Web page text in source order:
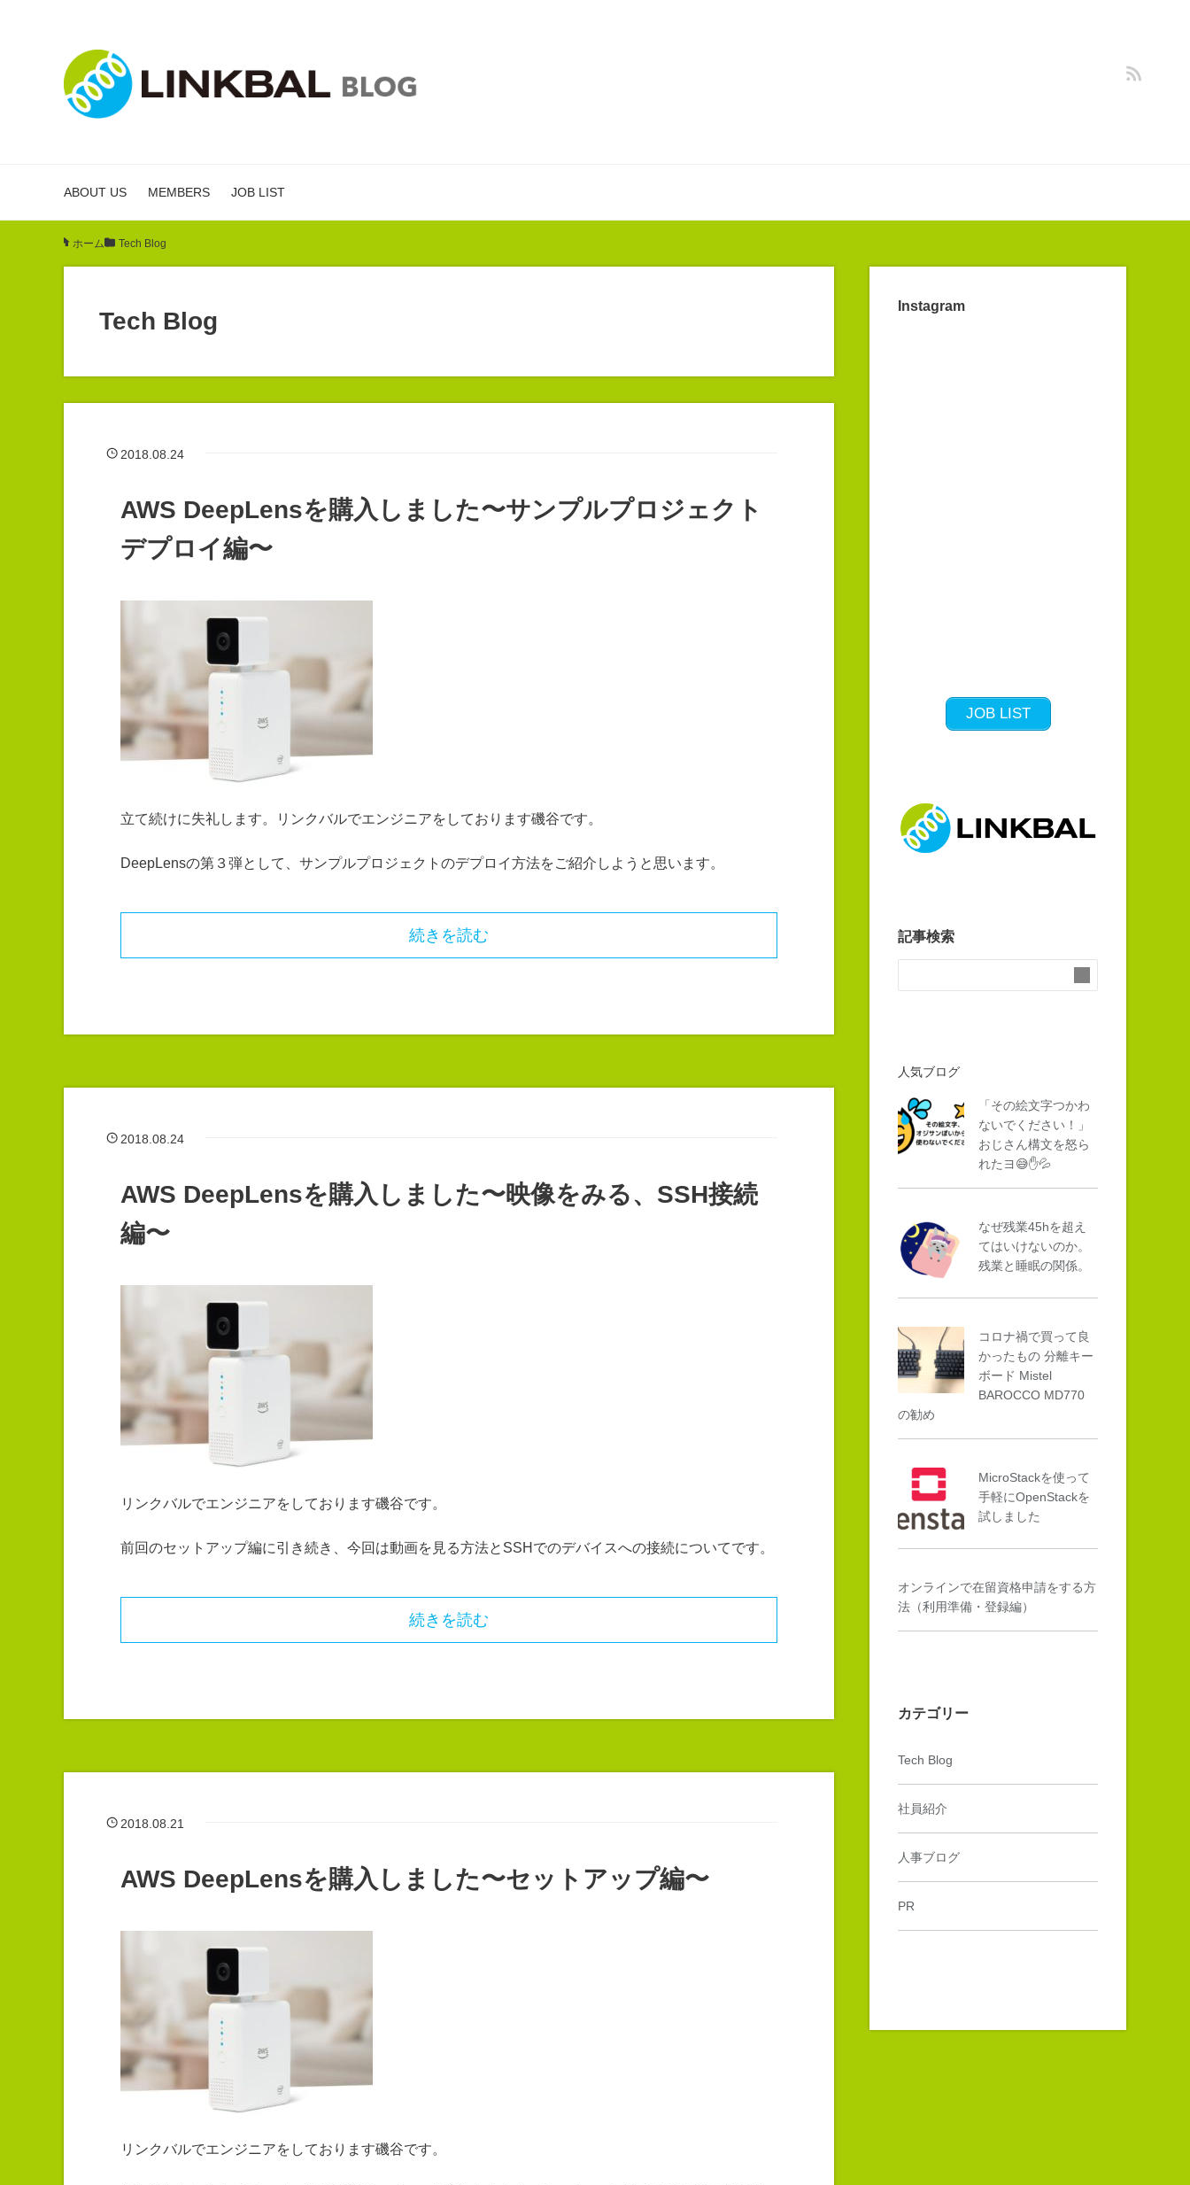
ABOUT US MEMBERS JOB LIST
ホーム / Tech Blog
Tech Blog
2018.08.24
AWS DeepLensを購入しました〜サンプルプロジェクト
デプロイ編〜
立て続けに失礼します。リンクバルでエンジニアをしております磯谷です。
DeepLensの第３弾として、サンプルプロジェクトのデプロイ方法をご紹介しようと思います。
続きを読む
2018.08.24
AWS DeepLensを購入しました〜映像をみる、SSH接続
編〜
リンクバルでエンジニアをしております磯谷です。
前回のセットアップ編に引き続き、今回は動画を見る方法とSSHでのデバイスへの接続についてです。
続きを読む
2018.08.21
AWS DeepLensを購入しました〜セットアップ編〜
リンクバルでエンジニアをしております磯谷です。
Instagram
JOB LIST
記事検索
人気ブログ
「その絵文字つかわ
ないでください！」
おじさん構文を怒ら
れたヨ😅✋💦
なぜ残業45hを超え
てはいけないのか。
残業と睡眠の関係。
コロナ禍で買って良
かったもの 分離キー
ボード Mistel
BAROCCO MD770
の勧め
MicroStackを使って
手軽にOpenStackを
試しました
オンラインで在留資格申請をする方
法（利用準備・登録編）
カテゴリー
Tech Blog
社員紹介
人事ブログ
PR